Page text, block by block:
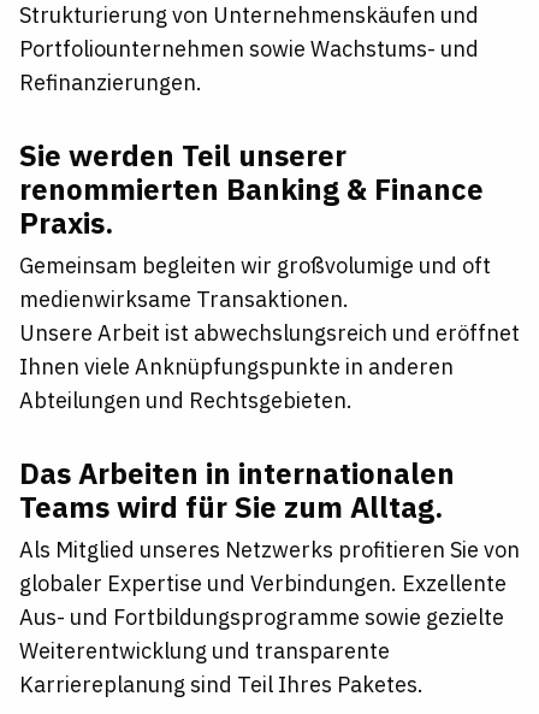
Strukturierung von Unternehmenskäufen und
Portfoliounternehmen sowie Wachstums- und
Refinanzierungen.
Sie werden Teil unserer
renommierten Banking & Finance
Praxis.
Gemeinsam begleiten wir großvolumige und oft
medienwirksame Transaktionen.
Unsere Arbeit ist abwechslungsreich und eröffnet
Ihnen viele Anknüpfungspunkte in anderen
Abteilungen und Rechtsgebieten.
Das Arbeiten in internationalen
Teams wird für Sie zum Alltag.
Als Mitglied unseres Netzwerks profitieren Sie von
globaler Expertise und Verbindungen. Exzellente
Aus- und Fortbildungsprogramme sowie gezielte
Weiterentwicklung und transparente
Karriereplanung sind Teil Ihres Paketes.